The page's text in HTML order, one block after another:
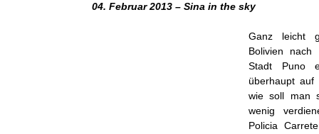
04. Februar 2013 – Sina in the sky
Ganz leicht
Bolivien
Stadt Puno
überhaupt auf
wie soll man
wenig
Policia